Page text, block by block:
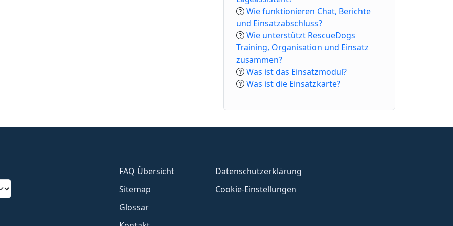
Wie funktionieren Chat, Berichte
und Einsatzabschluss?
Wie unterstützt RescueDogs
Training, Organisation und Einsatz
zusammen?
Was ist das Einsatzmodul?
Was ist die Einsatzkarte?
FAQ Übersicht
Sitemap
Glossar
Datenschutzerklärung
Cookie-Einstellungen